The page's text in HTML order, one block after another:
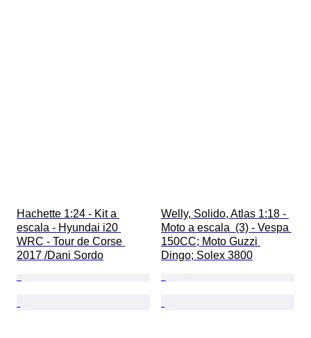
Hachette 1:24 - Kit a
escala - Hyundai i20
WRC - Tour de Corse
2017 /Dani Sordo
Welly, Solido, Atlas 1:18 -
Moto a escala  (3) - Vespa
150CC; Moto Guzzi
Dingo; Solex 3800